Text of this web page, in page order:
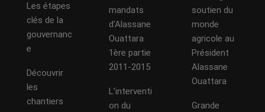
Les étapes
clés de la
gouvernanc
e
Découvrir
les
chantiers
mandats
d’Alassane
Ouattara
1ère partie
2011-2015
L’interventi
on du
soutien du
monde
agricole au
Président
Alassane
Ouattara
Grande